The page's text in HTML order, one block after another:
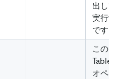
出し
実行
です。
この
オペ